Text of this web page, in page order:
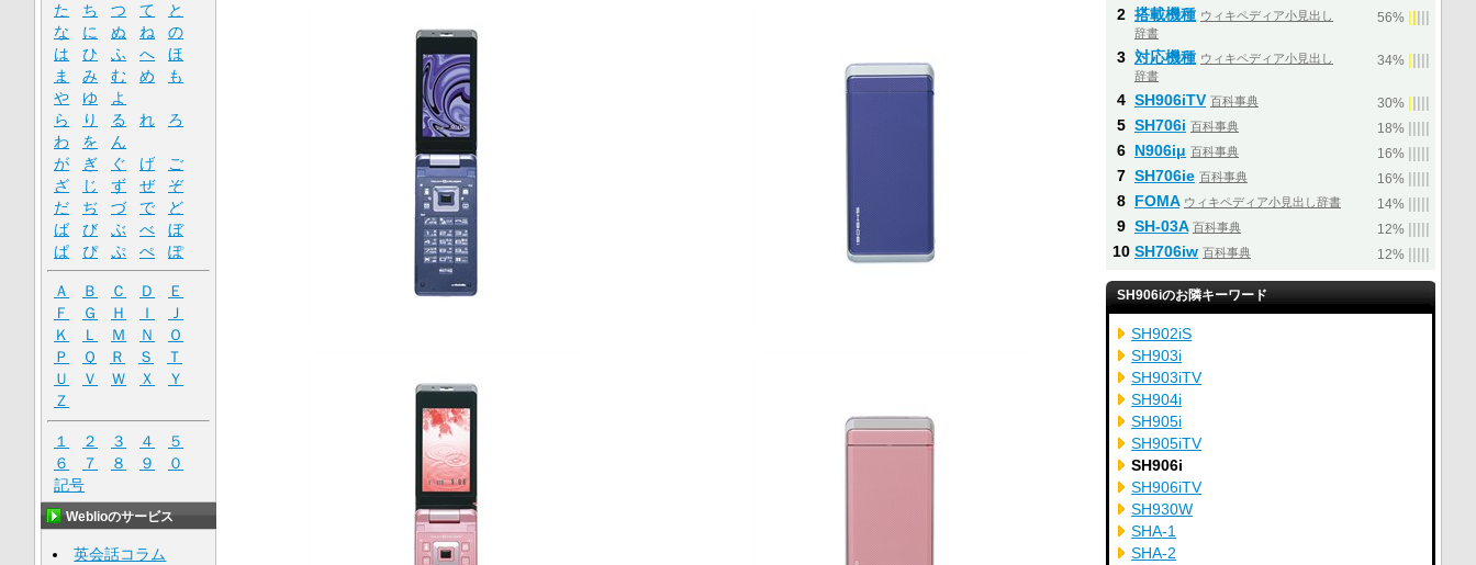
た
ち つ て
と
な
に ぬ ね
の
は
ひ ふ へ
ほ
ま
み む め
も
や
ゆ
よ
ら
り る れ
ろ
わ
を
ん
が
ぎ ぐ げ
ご
ざ
じ ず ぜ
ぞ
だ
ぢ づ で
ど
ば
び ぶ べ
ぼ
ぱ
ぴ ぷ ぺ ぽ
Ａ Ｂ Ｃ Ｄ
Ｅ
Ｆ
Ｇ Ｈ Ｉ
Ｊ
Ｋ
Ｌ Ｍ Ｎ
Ｏ
Ｐ
Ｑ Ｒ Ｓ
Ｔ
Ｕ
Ｖ Ｗ Ｘ
Ｙ
Ｚ
１ ２ ３ ４
５
６
７ ８ ９
０
記号
Weblioのサービス
英会話コラム
2 搭載機種 ウィキペディア小見出し
辞書
56%
3 対応機種 ウィキペディア小見出し
辞書
34%
4 SH906iTV 百科事典 30%
5 SH706i 百科事典 18%
6 N906iμ 百科事典 16%
7 SH706ie 百科事典 16%
8 FOMA ウィキペディア小見出し辞書 14%
9 SH-03A 百科事典 12%
10 SH706iw 百科事典 12%
SH906iのお隣キーワード
SH902iS
SH903i
SH903iTV
SH904i
SH905i
SH905iTV
SH906i
SH906iTV
SH930W
SHA-1
SHA-2